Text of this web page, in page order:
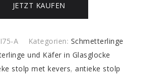
JETZT KAUFEN
A Kategorien: Schmetterlinge
und Käfer in Glasglocke
stolp met kevers, antieke stolp